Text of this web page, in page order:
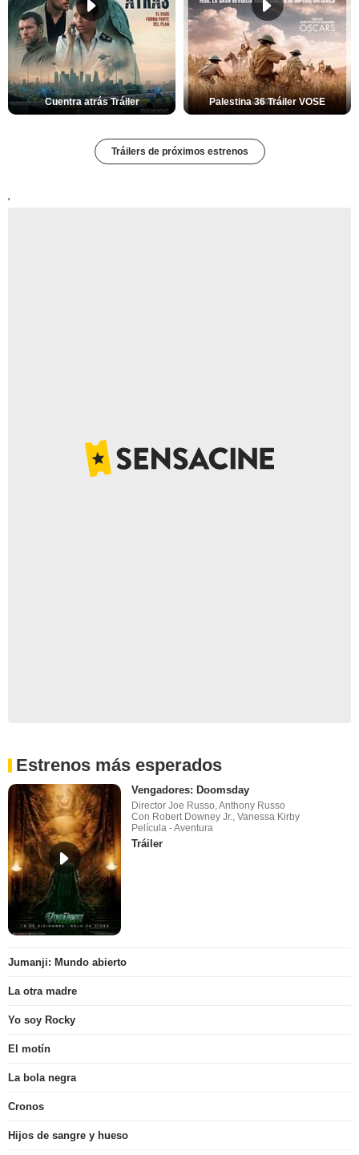
Cuentra atrás Tráiler Palestina 36 Tráiler VOSE
Tráilers de próximos estrenos
'
Estrenos más esperados
Vengadores: Doomsday
Director Joe Russo, Anthony Russo
Con Robert Downey Jr., Vanessa Kirby
Película - Aventura
Tráiler
Jumanji: Mundo abierto
La otra madre
Yo soy Rocky
El motín
La bola negra
Cronos
Hijos de sangre y hueso